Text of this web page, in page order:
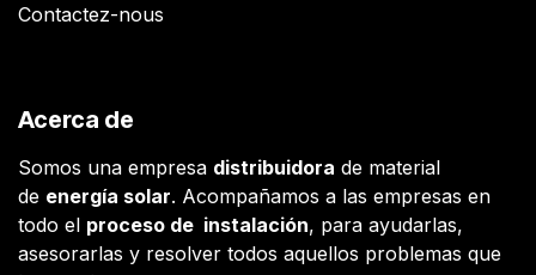
Contactez-nous
Acerca de
Somos una empresa distribuidora de material
de energía solar. Acompañamos a las empresas en
todo el proceso de instalación, para ayudarlas,
asesorarlas y resolver todos aquellos problemas que